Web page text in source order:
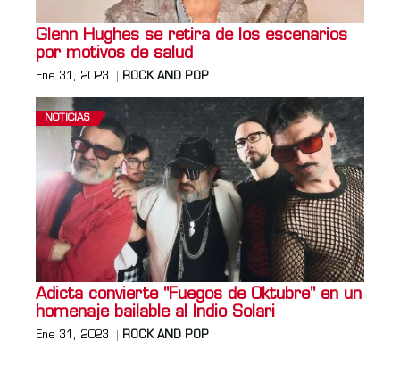
Glenn Hughes se retira de los escenarios
por motivos de salud
Ene 31, 2023 ROCK AND POP
NOTICIAS
Adicta convierte "Fuegos de Oktubre" en un
homenaje bailable al Indio Solari
Ene 31, 2023 ROCK AND POP